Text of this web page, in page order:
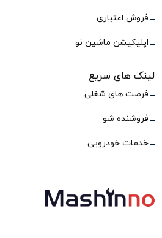
فروش اعتباری
اپلیکیشن ماشین نو
لینک های سریع
فرصت های شغلی
فروشنده شو
خدمات خودرویی